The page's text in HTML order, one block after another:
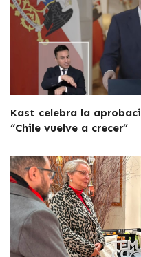
Kast celebra la
“Chile vuelve a crecer”